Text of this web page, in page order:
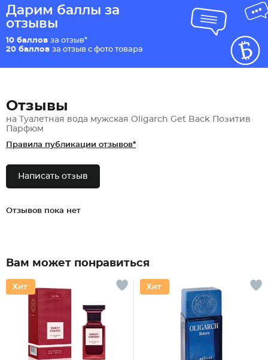
Дарим баллы за
отзывы
10 баллов за отзыв*
20 баллов за отзыв с фото товара
Отзывы
на Туалетная вода мужская Oligarch Get Back Позитив
Парфюм
Правила публикации отзывов*
Написать отзыв
Отзывов пока нет
Вам может понравиться